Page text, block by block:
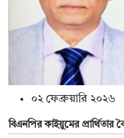
০২ ফেব্রুয়ারি ২০২৬
বিএনপির কাইয়ুমের প্রার্থিতার